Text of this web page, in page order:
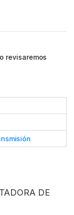
revisaremos
DE